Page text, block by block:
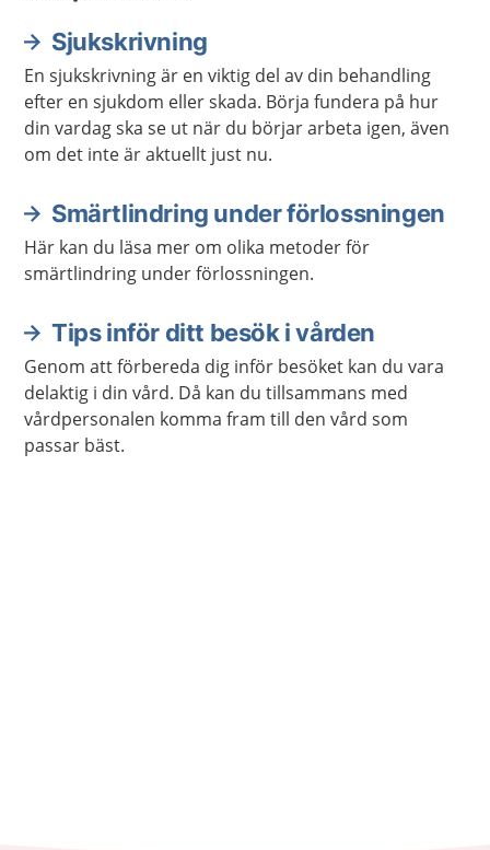
Sjukskrivning
En sjukskrivning är en viktig del av din behandling
efter en sjukdom eller skada. Börja fundera på hur
din vardag ska se ut när du börjar arbeta igen, även
om det inte är aktuellt just nu.
Smärtlindring under förlossningen
Här kan du läsa mer om olika metoder för
smärtlindring under förlossningen.
Tips inför ditt besök i vården
Genom att förbereda dig inför besöket kan du vara
delaktig i din vård. Då kan du tillsammans med
vårdpersonalen komma fram till den vård som
passar bäst.